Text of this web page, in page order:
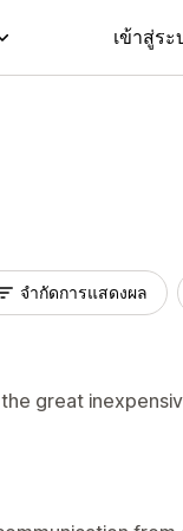
เข้าสู่ระ
จำกัดการแสดงผล
great